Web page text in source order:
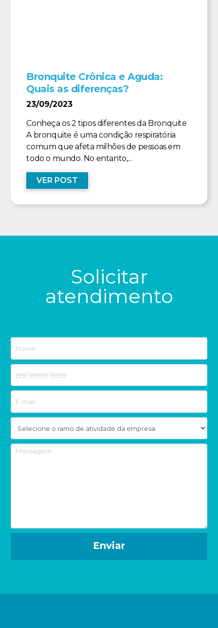
Bronquite Crônica e Aguda:
Quais as diferenças?
23/09/2023
Conheça os 2 tipos diferentes da Bronquite
A bronquite é uma condição respiratória
comum que afeta milhões de pessoas em
todo o mundo. No entanto,...
VER POST
Solicitar
atendimento